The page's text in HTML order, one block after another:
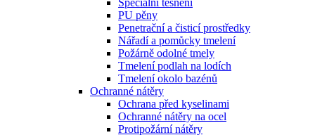
PU pěny
Penetrační a čisticí prostředky
Nářadí a pomůcky tmelení
Požárně odolné tmely
Tmelení podlah na lodích
Tmelení okolo bazénů
Ochranné nátěry
Ochrana před kyselinami
Ochranné nátěry na ocel
Protipožární nátěry